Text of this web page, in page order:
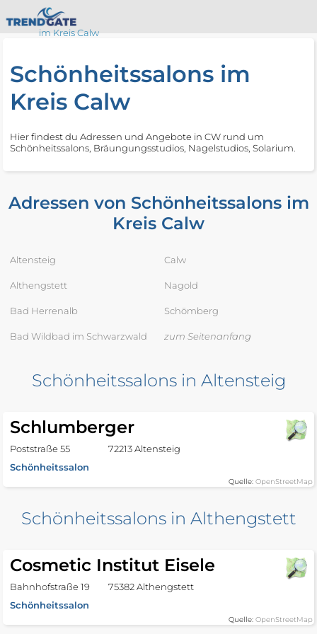
im Kreis Calw
Schönheitssalons im
Kreis Calw
Hier findest du Adressen und Angebote in CW rund um
Schönheitssalons, Bräungungsstudios, Nagelstudios, Solarium.
Adressen von Schönheitssalons im
Kreis Calw
Altensteig
Althengstett
Bad Herrenalb
Bad Wildbad im Schwarzwald
Calw
Nagold
Schömberg
zum Seitenanfang
Schönheitssalons in Altensteig
Schlumberger
Poststraße 55
72213 Altensteig
Schönheitssalon
Quelle: OpenStreetMap
Schönheitssalons in Althengstett
Cosmetic Institut Eisele
Bahnhofstraße 19
75382 Althengstett
Schönheitssalon
Quelle: OpenStreetMap